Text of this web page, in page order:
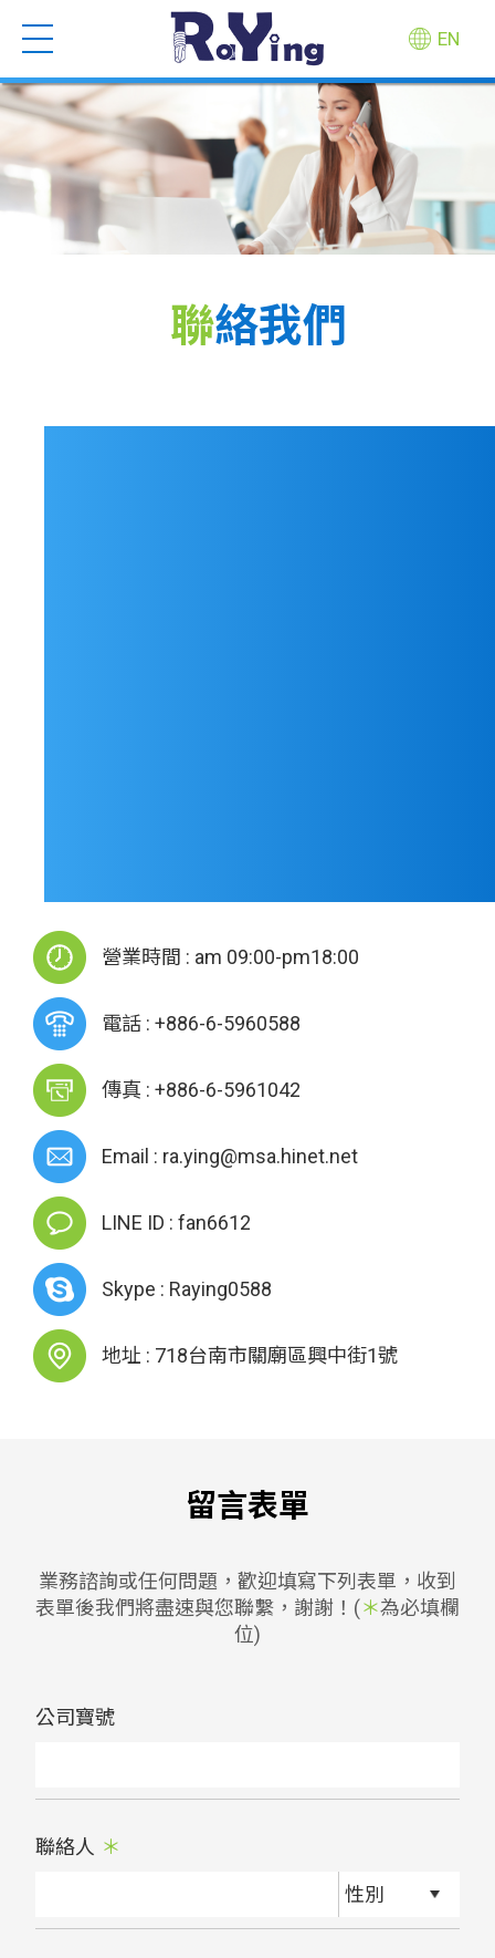
EN
聯絡我們
營業時間 : am 09:00-pm18:00
電話 : +886-6-5960588
傳真 : +886-6-5961042
Email : ra.ying@msa.hinet.net
LINE ID : fan6612
Skype : Raying0588
地址 : 718台南市關廟區興中街1號
留言表單
業務諮詢或任何問題，歡迎填寫下列表單，收到
表單後我們將盡速與您聯繫，謝謝！(＊為必填欄
位)
公司寶號
聯絡人